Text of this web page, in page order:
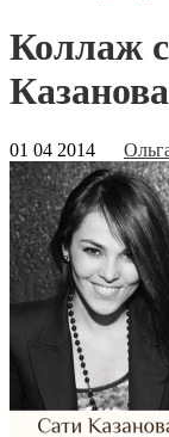
Коллаж
Казанова
01 04 2014